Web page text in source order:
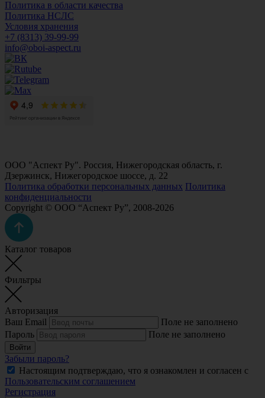
Политика в области качества
Политика НСЛС
Условия хранения
+7 (8313) 39-99-99
info@oboi-aspect.ru
ООО "Аспект Ру". Россия, Нижегородская область, г.
Дзержинск, Нижегородское шоссе, д. 22
Политика обработки персональных данных Политика
конфиденциальности
Copyright © ООО “Аспект Ру”, 2008-2026
Каталог товаров
Фильтры
Авторизация
Ваш Email
Поле не заполнено
Пароль
Поле не заполнено
Войти
Забыли пароль?
Настоящим подтверждаю, что я ознакомлен и согласен с
Пользовательским соглашением
Регистрация